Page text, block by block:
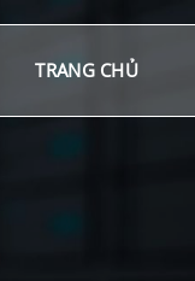
TRANG CHỦ